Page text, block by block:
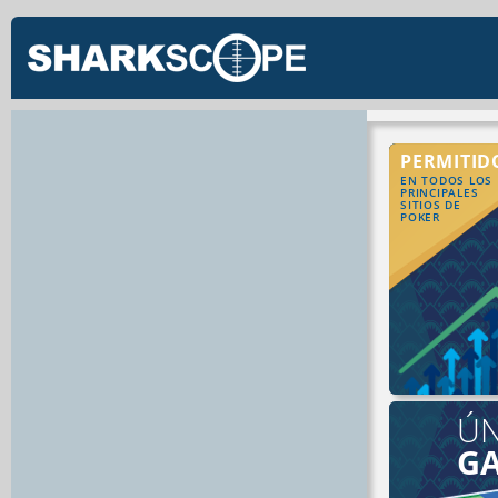
EN TODOS LOS
PRINCIPALES
SITIOS DE
POKER